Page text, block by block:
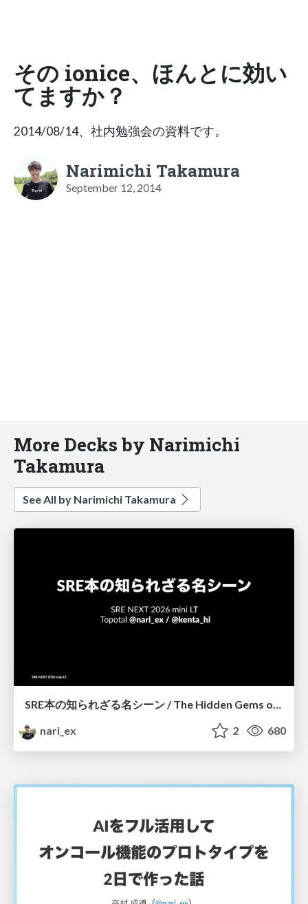
その ionice、ほんとに効い
てますか？
2014/08/14、社内勉強会の資料です。
Narimichi Takamura
September 12, 2014
More Decks by Narimichi
Takamura
See All by Narimichi Takamura
SRE本の知られざる名シーン / The Hidden Gems of Google SRE Book
nari_ex
2 680